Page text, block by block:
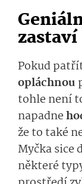
zastaví
Pokud
opláchnou
tohle není
napadne
že to také
Myčka sice
některé